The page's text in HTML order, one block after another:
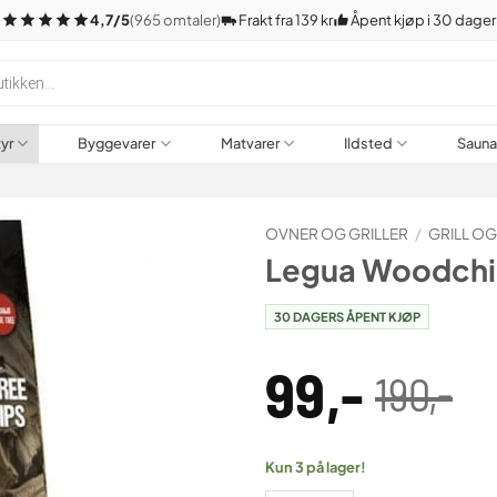
4,7/5(965 omtaler) Frakt fra 139 kr Åpent kjøp i 30 dager
Byggevarer Matvarer Ildsted Sauna
OVNER OG GRILLER / GRILL
Legua
30 DAGERS ÅPENT KJØP
99,- 190,-
Opprinnelig
var:
190,00 .
Nåværende
er:
99,00 .
Kun 3 på lager!